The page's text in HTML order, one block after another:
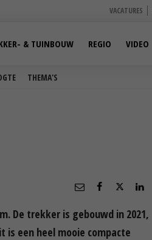
VACATURES
THEMA'S
& TUINBOUW REGIO VIDEO
De trekker is gebouwd in 2021,
een heel mooie compacte